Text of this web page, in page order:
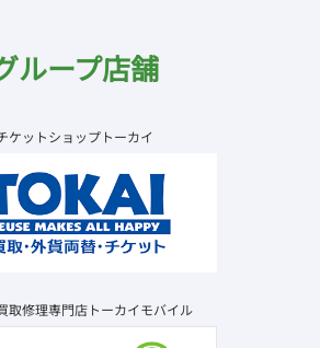
ループ店舗
ケットショップトーカイ
取修理専門店トーカイモバイル